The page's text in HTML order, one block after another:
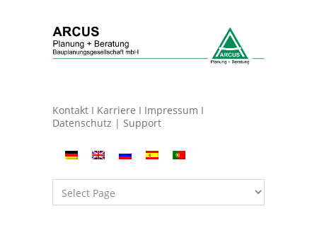
Kontakt I Karriere I Impressum I
Datenschutz | Support